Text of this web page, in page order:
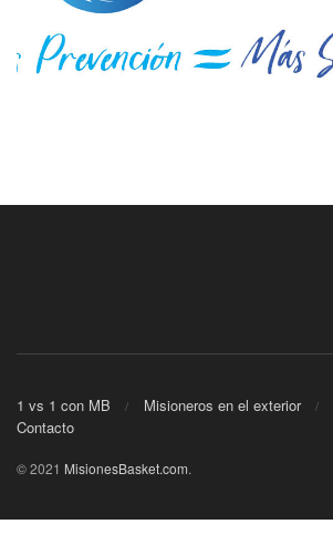
1 vs 1 con MB Misioneros en el exterior
Contacto
© 2021 MisionesBasket.com.